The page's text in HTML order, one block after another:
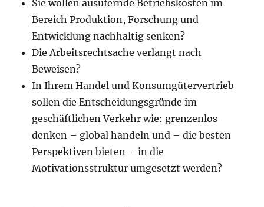
Sie wollen ausufernde Betriebskosten im
Bereich Produktion, Forschung und
Entwicklung nachhaltig senken?
Die Arbeitsrechtsache verlangt nach
Beweisen?
In Ihrem Handel und Konsumgütervertrieb
sollen die Entscheidungsgründe im
geschäftlichen Verkehr wie: grenzenlos
denken – global handeln und – die besten
Perspektiven bieten – in die
Motivationsstruktur umgesetzt werden?